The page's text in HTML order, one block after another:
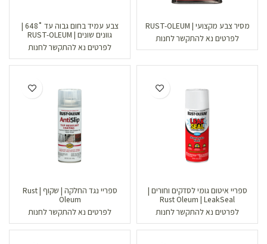
מסיר צבע מקצועי | RUST-OLEUM
לפרטים נא להתקשר לחנות
צבע עמיד בחום גבוה עד ˚648 |
גוונים שונים | RUST-OLEUM
לפרטים נא להתקשר לחנות
ספריי איטום גומי לסדקים וחורים |
Rust Oleum | LeakSeal
לפרטים נא להתקשר לחנות
ספריי נגד החלקה | שקוף | Rust
Oleum
לפרטים נא להתקשר לחנות